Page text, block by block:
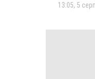
13:05, 5